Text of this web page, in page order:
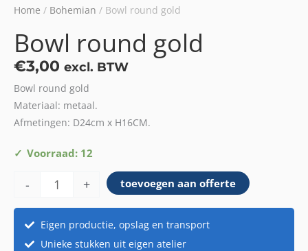
Home / Bohemian / Bowl round gold
Bowl round gold
€3,00 excl. BTW
Bowl round gold
Materiaal: metaal.
Afmetingen: D24cm x H16CM.
Voorraad: 12
-
Bowl
gold
+ toevoegen aan offerte
Eigen productie, opslag en transport
Unieke stukken uit eigen atelier